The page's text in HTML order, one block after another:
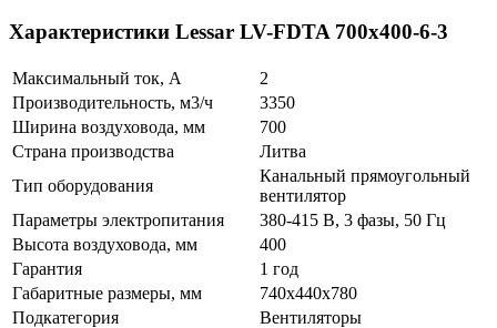
Характеристики Lessar LV-FDTA 700x400-6-3
Максимальный ток, А
2
Производительность, м3/ч
3350
Ширина воздуховода, мм
700
Страна производства
Литва
Тип оборудования
Канальный прямоугольный
вентилятор
Параметры электропитания
380-415 В, 3 фазы, 50 Гц
Высота воздуховода, мм
400
Гарантия
1 год
Габаритные размеры, мм
740x440x780
Подкатегория
Вентиляторы